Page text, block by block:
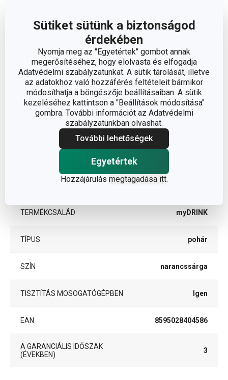
Sütiket sütünk a biztonságod
érdekében
Nyomja meg az "Egyetértek" gombot annak
megerősítéséhez, hogy elolvasta és elfogadja
Adatvédelmi szabályzatunkat. A sütik tárolását, illetve
az adatokhoz való hozzáférés feltételeit bármikor
módosíthatja a böngészője beállításaiban. A sütik
kezeléséhez kattintson a "Beállítások módosítása"
gombra. További információt az Adatvédelmi
szabályzatunkban olvashat.
További lehetőségek
Egyetértek
Hozzájárulás megtagadása itt.
A TERMÉK MAGASSÁGA (CM)
TÉRFOGAT (L) 0.33
ÁTMÉRŐ (CM) 8.5
Egyéb paraméterek
TERMÉKCSALÁD myDRINK
TÍPUS pohár
SZÍN narancssárga
TISZTÍTÁS MOSOGATÓGÉPBEN Igen
EAN 8595028404586
A GARANCIÁLIS IDŐSZAK
(ÉVEKBEN)
3